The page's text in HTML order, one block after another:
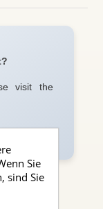
visit the
Sie
sind Sie